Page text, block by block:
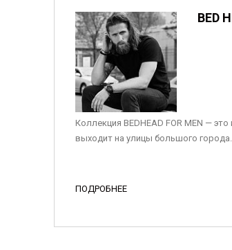
BED
Коллекция BEDHEAD FOR MEN —
выходит на улицы большого
ПОДРОБНЕЕ